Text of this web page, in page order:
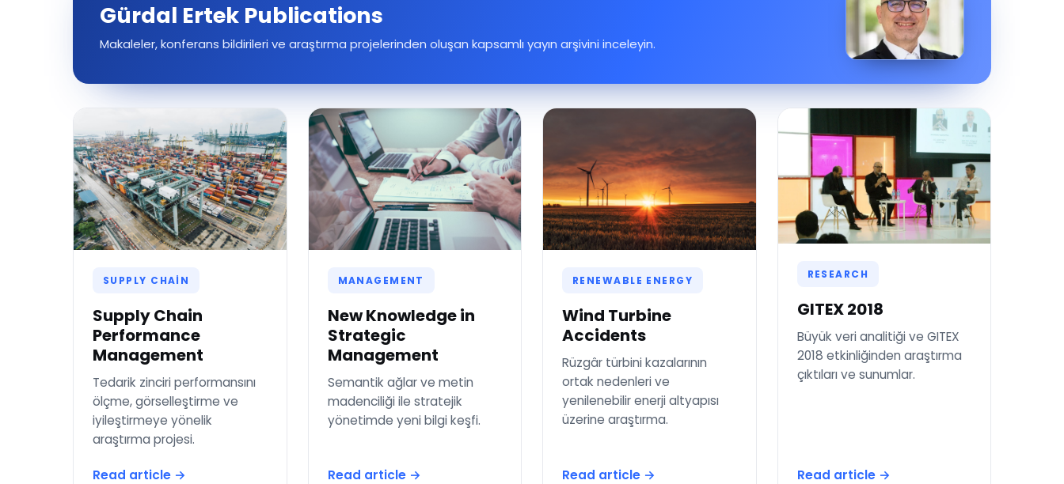
Gürdal Ertek Publications
Makaleler, konferans bildirileri ve araştırma projelerinden oluşan kapsamlı yayın arşivini inceleyin.
SUPPLY CHAIN
Supply Chain
Performance
Management
Tedarik zinciri performansını
ölçme, görselleştirme ve
iyileştirmeye yönelik
araştırma projesi.
Read article →
MANAGEMENT
New Knowledge in
Strategic
Management
Semantik ağlar ve metin
madenciliği ile stratejik
yönetimde yeni bilgi keşfi.
Read article →
RENEWABLE ENERGY
Wind Turbine
Accidents
Rüzgâr türbini kazalarının
ortak nedenleri ve
yenilenebilir enerji altyapısı
üzerine araştırma.
Read article →
RESEARCH
GITEX 2018
Büyük veri analitiği ve GITEX
2018 etkinliğinden araştırma
çıktıları ve sunumlar.
Read article →